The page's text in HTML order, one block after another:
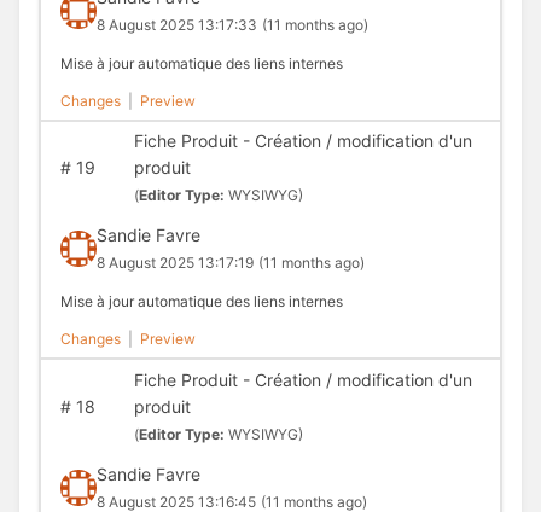
8 August 2025 13:17:33 (11 months ago)
Mise à jour automatique des liens internes
Changes Preview
#19
Fiche Produit - Création / modification d'un
produit
(Editor Type: WYSIWYG)
Sandie Favre
8 August 2025 13:17:19 (11 months ago)
Mise à jour automatique des liens internes
Changes Preview
#18
Fiche Produit - Création / modification d'un
produit
(Editor Type: WYSIWYG)
Sandie Favre
8 August 2025 13:16:45 (11 months ago)